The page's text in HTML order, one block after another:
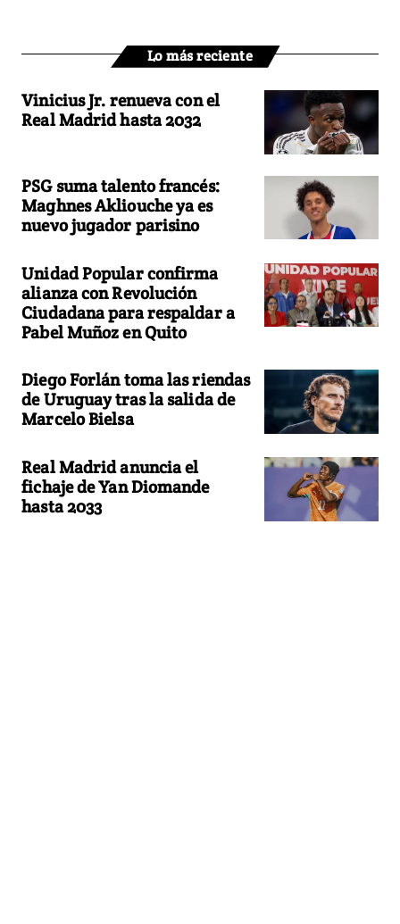
Lo más reciente
Vinicius Jr. renueva con el
Real Madrid hasta 2032
PSG suma talento francés:
Maghnes Akliouche ya es
nuevo jugador parisino
Unidad Popular confirma
alianza con Revolución
Ciudadana para respaldar a
Pabel Muñoz en Quito
Diego Forlán toma las riendas
de Uruguay tras la salida de
Marcelo Bielsa
Real Madrid anuncia el
fichaje de Yan Diomande
hasta 2033